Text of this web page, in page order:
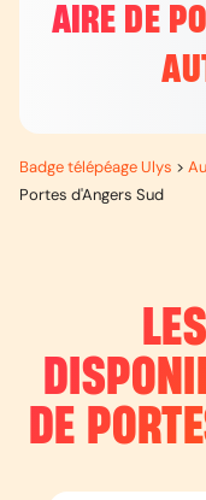
AIRE DE
Badge télépéage Ulys >
Portes d'Angers Sud
DE